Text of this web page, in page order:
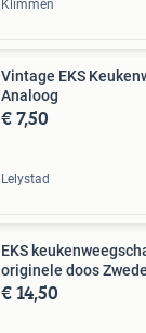
Klimmen
Vintage EKS
Analoog
€ 7,50
Lelystad
EKS
originele doos
€ 14,50